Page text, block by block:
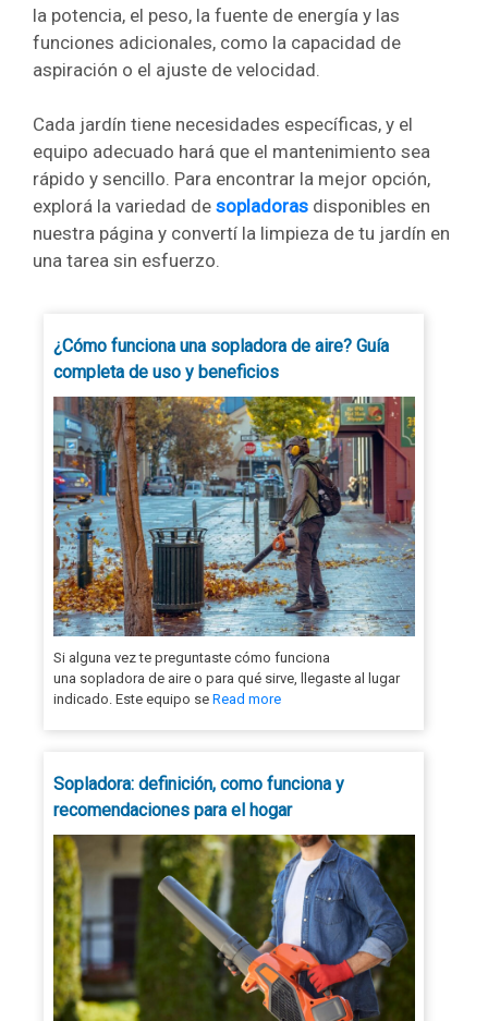
la potencia, el peso, la fuente de energía y las
funciones adicionales, como la capacidad de
aspiración o el ajuste de velocidad.
Cada jardín tiene necesidades específicas, y el
equipo adecuado hará que el mantenimiento sea
rápido y sencillo. Para encontrar la mejor opción,
explorá la variedad de sopladoras disponibles en
nuestra página y convertí la limpieza de tu jardín en
una tarea sin esfuerzo.
¿Cómo funciona una sopladora de aire? Guía
completa de uso y beneficios
Si alguna vez te preguntaste cómo funciona
una sopladora de aire o para qué sirve, llegaste al lugar
indicado. Este equipo se Read more
Sopladora: definición, como funciona y
recomendaciones para el hogar